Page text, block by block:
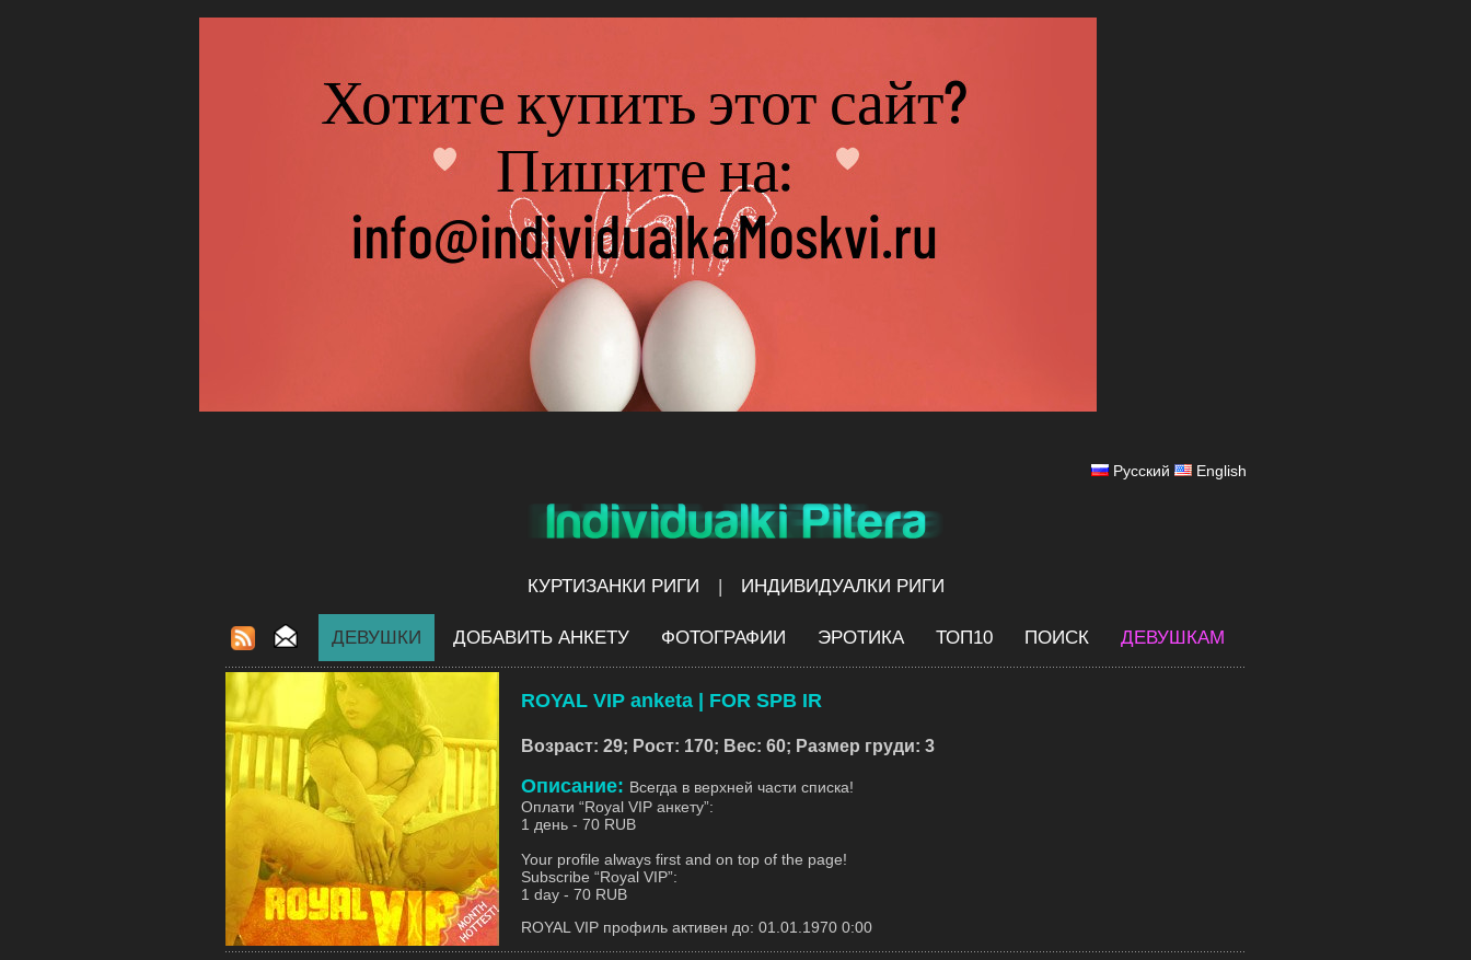
Русский English
КУРТИЗАНКИ РИГИ | ИНДИВИДУАЛКИ РИГИ
ДЕВУШКИ ДОБАВИТЬ АНКЕТУ ФОТОГРАФИИ ЭРОТИКА ТОП10 ПОИСК ДЕВУШКАМ
ROYAL VIP anketa | FOR SPB IR
Возраст: 29; Рост: 170; Вес: 60; Размер груди: 3
Описание: Всегда в верхней части списка!
Оплати “Royal VIP анкету”:
1 день - 70 RUB
Your profile always first and on top of the page!
Subscribe “Royal VIP”:
1 day - 70 RUB
ROYAL VIP профиль активен до: 01.01.1970 0:00